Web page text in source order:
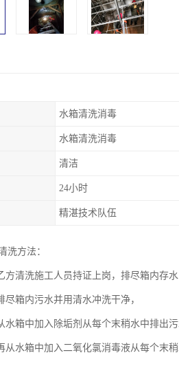
水箱清洗消毒
水箱清洗消毒
清洁
24小时
精湛技术队伍
洗方法：
方清洗施工人员持证上岗，排尽箱内存
尽箱内污水并用清水冲洗干净，
水箱中加入除垢剂从每个末稍水中排出
从水箱中加入二氧化氯消毒液从每个末